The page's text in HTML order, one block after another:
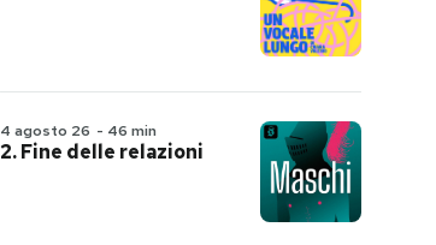
4 agosto 26 - 46 min
2. Fine delle relazioni